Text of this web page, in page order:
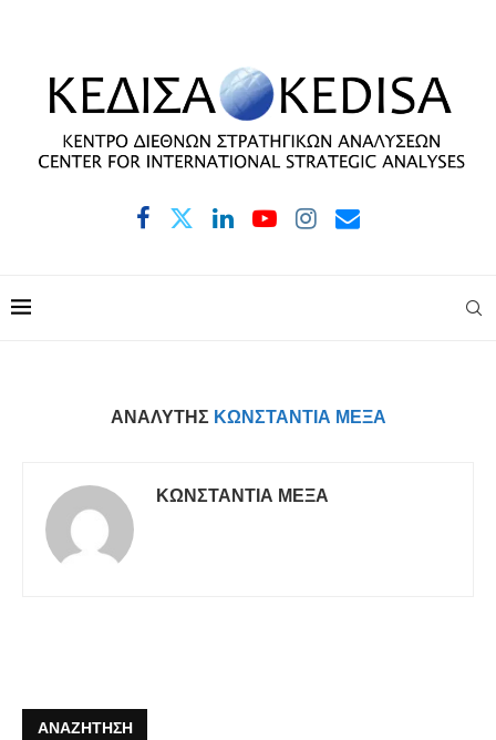
ΑΝΑΛΥΤΉΣ ΚΩΝΣΤΆΝΤΙΑ ΜΈΞΑ
ΚΩΝΣΤΆΝΤΙΑ ΜΈΞΑ
ΑΝΑΖΉΤΗΣΗ